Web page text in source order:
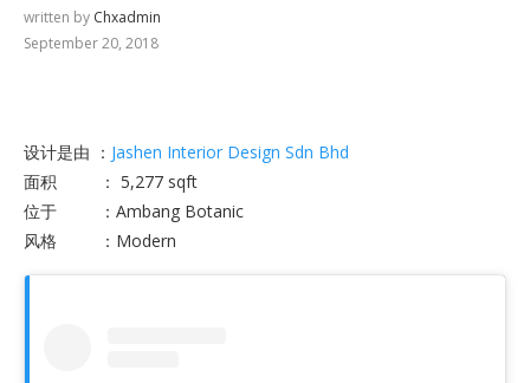
written by Chxadmin
September 20, 2018
设计是由 ： Jashen Interior Design Sdn Bhd
面积 ： 5,277 sqft
位于 ：Ambang Botanic
风格 ：Modern